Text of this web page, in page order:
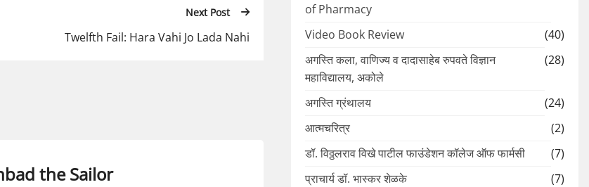
Next Post
Twelfth Fail: Hara Vahi Jo Lada Nahi
the Sailor
of Pharmacy
Video Book Review
(40)
अगस्ति कला, वाणिज्य व दादासाहेब रुपवते विज्ञान
महाविद्यालय, अकोले
(28)
अगस्ति ग्रंथालय
(24)
आत्मचरित्र
(2)
डॉ. विठ्ठलराव विखे पाटील फाउंडेशन कॉलेज ऑफ फार्मसी
(7)
प्राचार्य डॉ. भास्कर शेळके
(7)